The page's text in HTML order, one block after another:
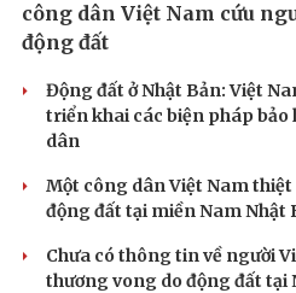
công dân Việt Nam cứu
động đất
Động đất ở Nhật Bản: Việt
triển khai các biện pháp bảo
dân
Một công dân Việt Nam
động đất tại miền Nam Nhật
Chưa có thông tin về người
thương vong do động đất tại